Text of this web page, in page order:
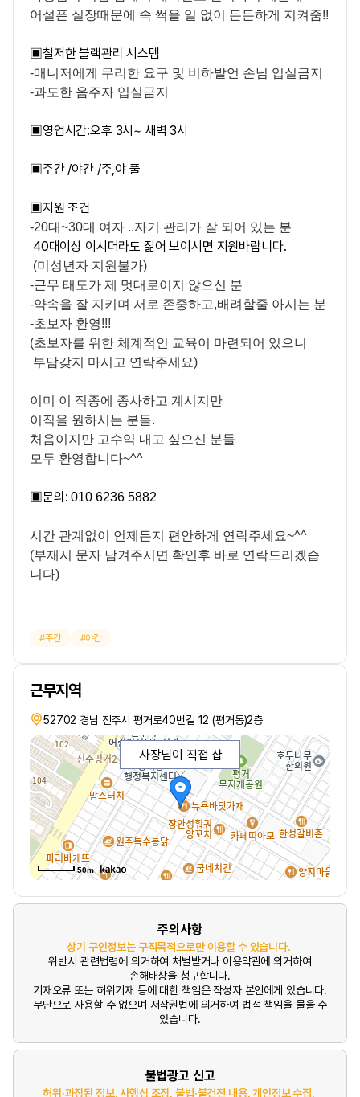
어설픈 실장때문에 속 썩을 일 없이 든든하게 지켜줌!!
▣철저한 블랙관리 시스템
-매니저에게 무리한 요구 및 비하발언 손님 입실금지
-과도한 음주자 입실금지
▣영업시간:오후 3시~ 새벽 3시
▣주간 /야간 /주,야 풀
▣지원 조건
-20대~30대 여자 ..자기 관리가 잘 되어 있는 분
40대이상 이시더라도 젊어 보이시면 지원바랍니다.
(미성년자 지원불가)
-근무 태도가 제 멋대로이지 않으신 분
-약속을 잘 지키며 서로 존중하고,배려할줄 아시는 분
-초보자 환영!!!
(초보자를 위한 체계적인 교육이 마련되어 있으니
부담갖지 마시고 연락주세요)
이미 이 직종에 종사하고 계시지만
이직을 원하시는 분들.
처음이지만 고수익 내고 싶으신 분들
모두 환영합니다~^^
▣문의:010 6236 5882
시간 관계없이 언제든지 편안하게 연락주세요~^^
(부재시 문자 남겨주시면 확인후 바로 연락드리겠습
니다)
주간 야간
근무지역
52702 경남 진주시 평거로40번길 12 (평거동)2층
사장님이 직접 샵
50m
주의사항
상기 구인정보는 구직목적으로만 이용할 수 있습니다.
위반시 관련법령에 의거하여 처벌받거나 이용약관에 의거하여
손해배상을 청구합니다.
기재오류 또는 허위기재 등에 대한 책임은 작성자 본인에게 있습니다.
무단으로 사용할 수 없으며 저작권법에 의거하여 법적 책임을 물을 수
있습니다.
불법광고 신고
허위·과장된 정보, 사행심 조장, 불법·불건전 내용, 개인정보 수집,